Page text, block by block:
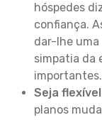
hóspedes
confiança.
dar-lhe uma
simpatia da
importantes.
Seja
planos